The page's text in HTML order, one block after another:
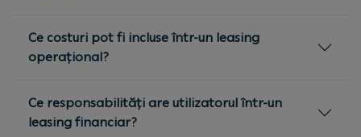
Ce costuri pot fi incluse într-un leasing
operațional?
Ce responsabilități are utilizatorul într-un
leasing financiar?